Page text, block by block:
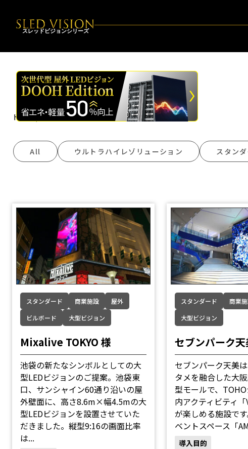
スレッドビジョンシリーズ
施工事例
トップ|施工事例
All ウルトラハイレゾリューション スタン
スタンダード 商業施設
屋外
ビルボード
大型ビジョン
Mixalive TOKYO 様
池袋の新たなシンボルとしての大
型LEDビジョンのご提案。池袋東
口、サンシャイン60通り沿いの屋
外壁面に、高さ8.6m×幅4.5mの大
型LEDビジョンを設置させていた
だきました。縦型9:16の画面比率
は...
スタンダード 商業
大型ビジョン
セブンパーク天
セブンパーク天美
タメを融合した大
型モールで、
内アクティビティ「
が楽しめる施設で
ベントスペース「
導入目的